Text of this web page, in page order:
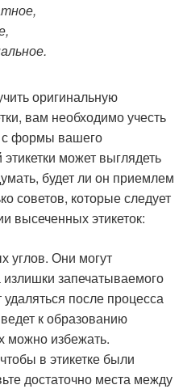
оригинальную
вам необходимо учесть
формы вашего
может выглядеть
будет ли он приемлем
советов, которые следует
высеченных этикеток:
углов. Они могут
излишки запечатываемого
после процесса
к образованию
можно избежать.
в этикетке были
достаточно места между